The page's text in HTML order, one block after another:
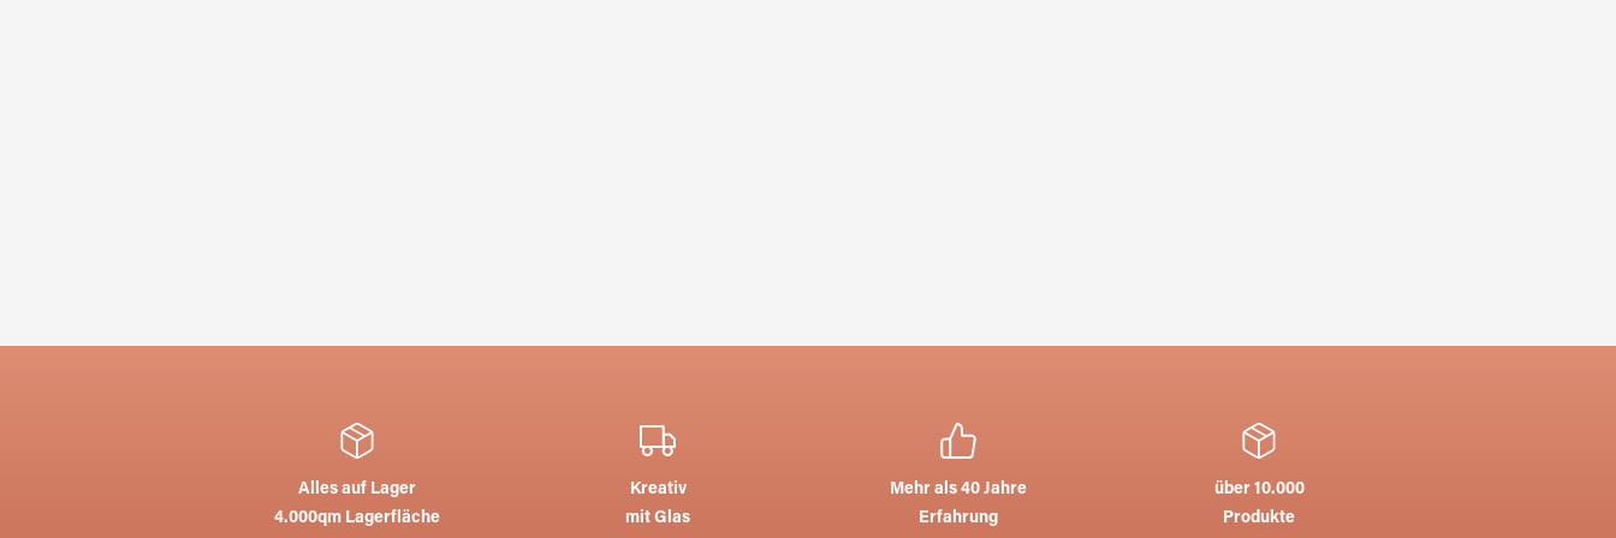
Alles auf Lager
4.000qm Lagerfläche
Kreativ
mit Glas
Mehr als 40 Jahre
Erfahrung
über 10.000
Produkte